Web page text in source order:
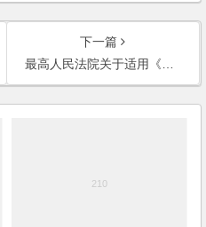
下一篇
最高人民法院关于适用《中华人民共和国公司法》若干问题的规定（三）【2014修正】